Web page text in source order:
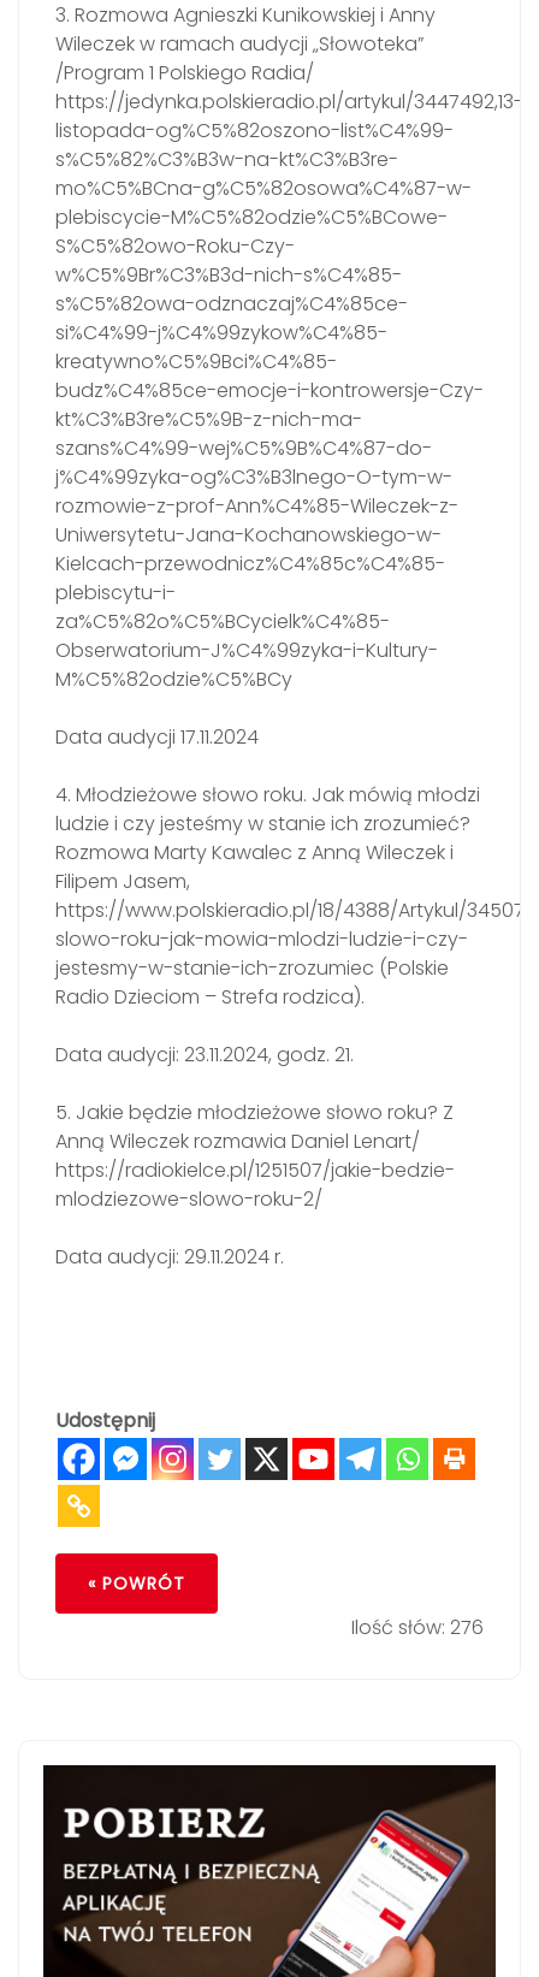
3. Rozmowa Agnieszki Kunikowskiej i Anny
Wileczek w ramach audycji „Słowoteka”
/Program 1 Polskiego Radia/
https://jedynka.polskieradio.pl/artykul/3447492,13-
listopada-og%C5%82oszono-list%C4%99-
s%C5%82%C3%B3w-na-kt%C3%B3re-
mo%C5%BCna-g%C5%82osowa%C4%87-w-
plebiscycie-M%C5%82odzie%C5%BCowe-
S%C5%82owo-Roku-Czy-
w%C5%9Br%C3%B3d-nich-s%C4%85-
s%C5%82owa-odznaczaj%C4%85ce-
si%C4%99-j%C4%99zykow%C4%85-
kreatywno%C5%9Bci%C4%85-
budz%C4%85ce-emocje-i-kontrowersje-Czy-
kt%C3%B3re%C5%9B-z-nich-ma-
szans%C4%99-wej%C5%9B%C4%87-do-
j%C4%99zyka-og%C3%B3lnego-O-tym-w-
rozmowie-z-prof-Ann%C4%85-Wileczek-z-
Uniwersytetu-Jana-Kochanowskiego-w-
Kielcach-przewodnicz%C4%85c%C4%85-
plebiscytu-i-
za%C5%82o%C5%BCycielk%C4%85-
Obserwatorium-J%C4%99zyka-i-Kultury-
M%C5%82odzie%C5%BCy
Data audycji 17.11.2024
4. Młodzieżowe słowo roku. Jak mówią młodzi
ludzie i czy jesteśmy w stanie ich zrozumieć?
Rozmowa Marty Kawalec z Anną Wileczek i
Filipem Jasem,
https://www.polskieradio.pl/18/4388/Artykul/
slowo-roku-jak-mowia-mlodzi-ludzie-i-czy-
jestesmy-w-stanie-ich-zrozumiec (Polskie
Radio Dzieciom – Strefa rodzica).
Data audycji: 23.11.2024, godz. 21.
5. Jakie będzie młodzieżowe słowo roku? Z
Anną Wileczek rozmawia Daniel Lenart/
https://radiokielce.pl/1251507/jakie-bedzie-
mlodziezowe-slowo-roku-2/
Data audycji: 29.11.2024 r.
Udostępnij
« POWRÓT
Ilość słów: 276